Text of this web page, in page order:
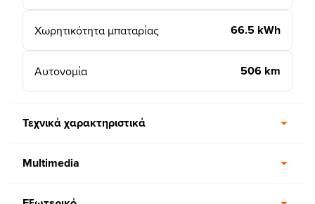
Χωρητικότητα μπαταρίας 66.5 kWh
Αυτονομία 506 km
Τεχνικά χαρακτηριστικά
Multimedia